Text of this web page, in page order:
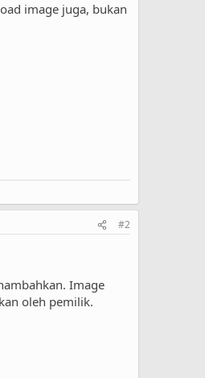
image juga, bukan
#2
Image
oleh pemilik.